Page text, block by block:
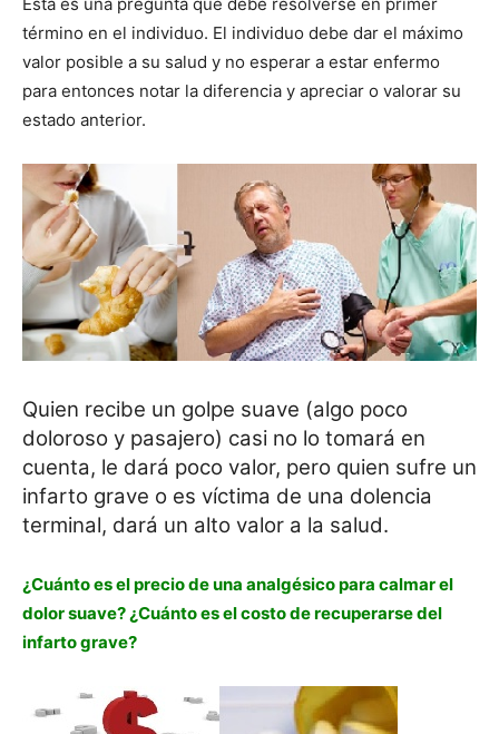
término en el individuo. El individuo debe dar el máximo
valor posible a su salud y no esperar a estar enfermo
para entonces notar la diferencia y apreciar o valorar su
estado anterior.
Quien recibe un golpe suave (algo poco
doloroso y pasajero) casi no lo tomará en
cuenta, le dará poco valor, pero quien sufre un
infarto grave o es víctima de una dolencia
terminal, dará un alto valor a la salud.
¿Cuánto es el precio de una analgésico para calmar el
dolor suave? ¿Cuánto es el costo de recuperarse del
infarto grave?